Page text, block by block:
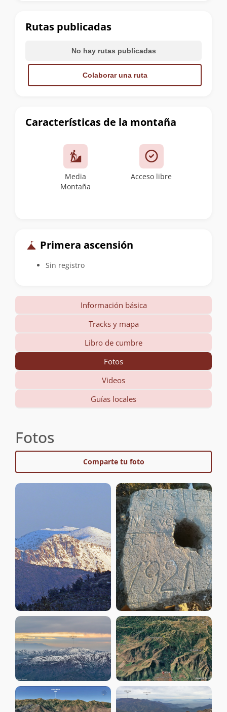
cumbre
Características de la montaña
Media
Montaña
Acceso libre
Primera ascensión
Sin registro
Rutas publicadas
No hay rutas publicadas
Colaborar una ruta
Información básica
Tracks y mapa
Libro de cumbre
Fotos
Videos
Guías locales
Fotos
Comparte tu foto